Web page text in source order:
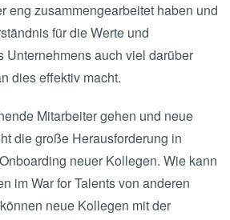
eng zusammengearbeitet haben und
für die Werte und
Unternehmens auch viel darüber
dies effektiv macht.
Mitarbeiter gehen und neue
die große Herausforderung in
neuer Kollegen. Wie kann
im War for Talents von anderen
neue Kollegen mit der